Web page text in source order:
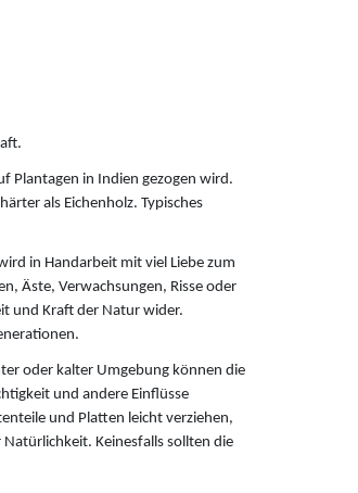
Plantagen in Indien gezogen wird.
als Eichenholz. Typisches
in Handarbeit mit viel Liebe zum
Äste, Verwachsungen, Risse oder
und Kraft der Natur wider.
oder kalter Umgebung können die
und andere Einflüsse
und Platten leicht verziehen,
Keinesfalls sollten die